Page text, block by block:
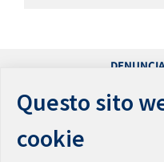
Questo sito
cookie